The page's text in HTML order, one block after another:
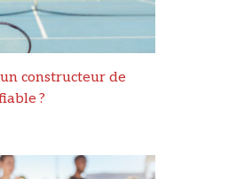
constructeur de
?